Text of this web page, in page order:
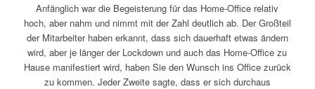
Anfänglich war die Begeisterung für das Home-Office relativ
hoch, aber nahm und nimmt mit der Zahl deutlich ab. Der Großteil
der Mitarbeiter haben erkannt, dass sich dauerhaft etwas ändern
wird, aber je länger der Lockdown und auch das Home-Office zu
Hause manifestiert wird, haben Sie den Wunsch ins Office zurück
zu kommen. Jeder Zweite sagte, dass er sich durchaus